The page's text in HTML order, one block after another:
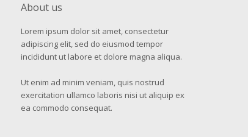
About us
Lorem ipsum dolor sit amet, consectetur
adipiscing elit, sed do eiusmod tempor
incididunt ut labore et dolore magna aliqua.
Ut enim ad minim veniam, quis nostrud
exercitation ullamco laboris nisi ut aliquip ex
ea commodo consequat.